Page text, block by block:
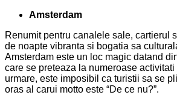
Amsterdam
Renumit pentru canalele sale, cartierul
de noapte vibranta si bogatia sa
Amsterdam este un loc magic datand
care se preteaza la numeroase
urmare, este imposibil ca turistii sa se
oras al carui motto este “De ce nu?”.